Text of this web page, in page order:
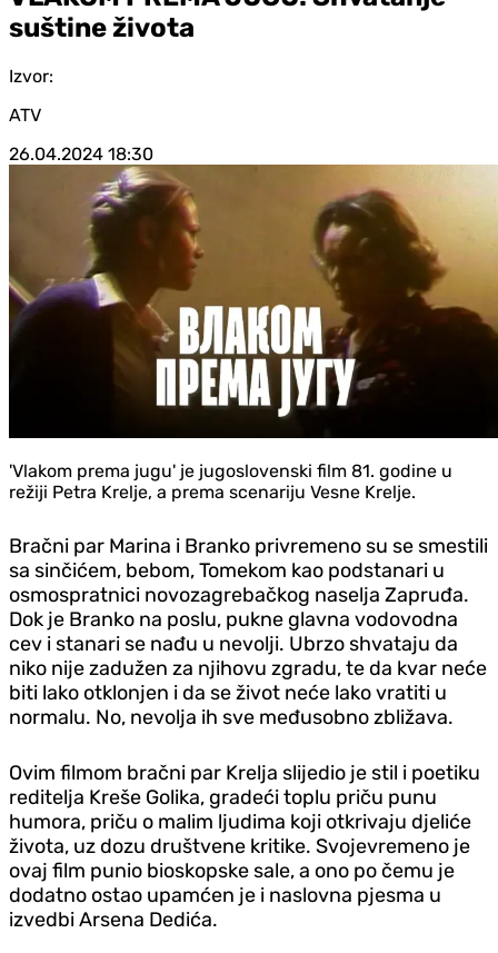
suštine života
Izvor:
ATV
26.04.2024 18:30
'Vlakom prema jugu' je jugoslovenski film 81. godine u
režiji Petra Krelje, a prema scenariju Vesne Krelje.
Bračni par Marina i Branko privremeno su se smestili
sa sinčićem, bebom, Tomekom kao podstanari u
osmospratnici novozagrebačkog naselja Zapruđa.
Dok je Branko na poslu, pukne glavna vodovodna
cev i stanari se nađu u nevolji. Ubrzo shvataju da
niko nije zadužen za njihovu zgradu, te da kvar neće
biti lako otklonjen i da se život neće lako vratiti u
normalu. No, nevolja ih sve međusobno zbližava.
Ovim filmom bračni par Krelja slijedio je stil i poetiku
reditelja Kreše Golika, gradeći toplu priču punu
humora, priču o malim ljudima koji otkrivaju djeliće
života, uz dozu društvene kritike. Svojevremeno je
ovaj film punio bioskopske sale, a ono po čemu je
dodatno ostao upamćen je i naslovna pjesma u
izvedbi Arsena Dedića.